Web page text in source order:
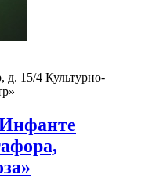
д. 15/4 Культурно-